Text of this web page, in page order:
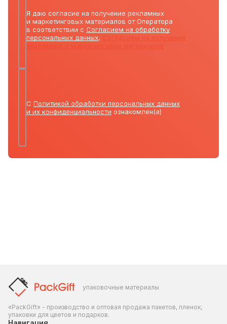
Я даю согласие на получение рекламных
и маркетинговых материалов от Оператора
в соответствии с Согласием на обработку
персональных данных,
.
С Политикой обработки персональных данных
и их конфиденциальности ознакомлен(а)
упаковочные материалы
«PackGift» - производство и оптовая продажа пакетов, пленок,
упаковки для цветов и подарков.